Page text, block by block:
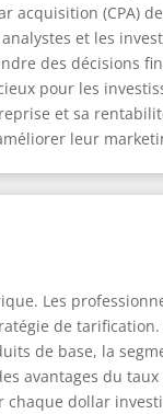
acquisition (CPA)
et les
des décisions
pour les
et sa
leur
Les
de
de base, la
avantages du
dollar